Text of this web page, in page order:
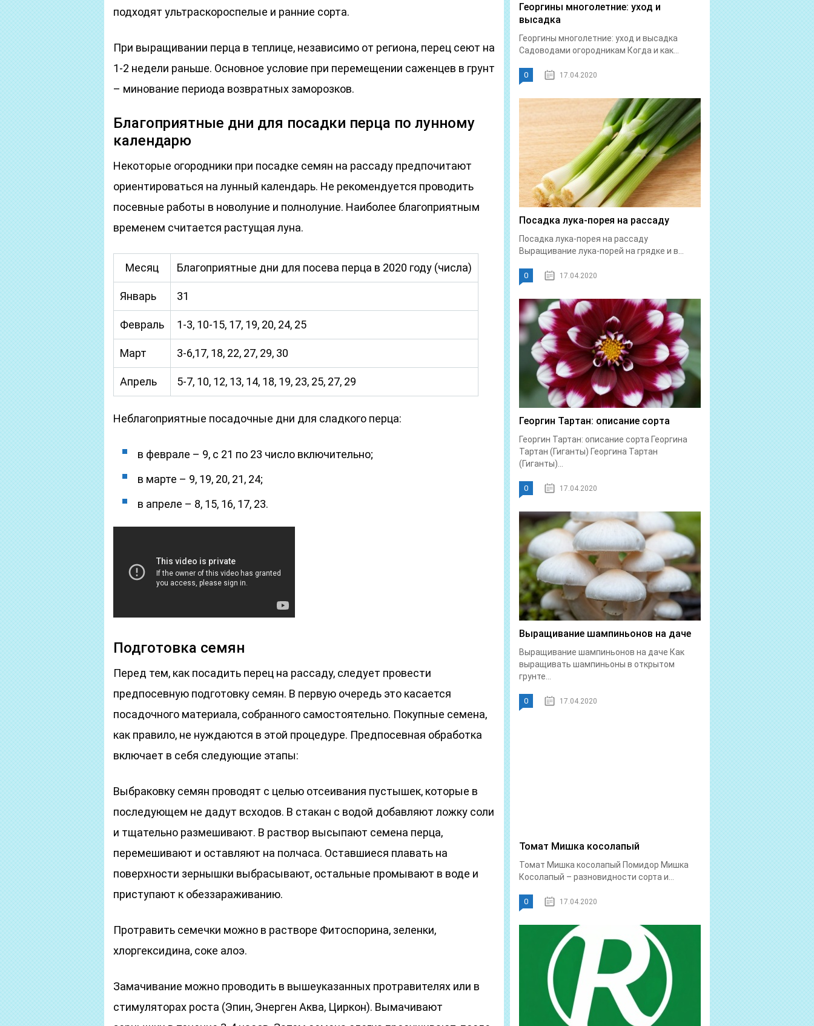
подходят ультраскороспелые и ранние сорта.
При выращивании перца в теплице, независимо от региона, перец сеют на
1-2 недели раньше. Основное условие при перемещении саженцев в грунт
– минование периода возвратных заморозков.
Благоприятные дни для посадки перца по лунному
календарю
Некоторые огородники при посадке семян на рассаду предпочитают
ориентироваться на лунный календарь. Не рекомендуется проводить
посевные работы в новолуние и полнолуние. Наиболее благоприятным
временем считается растущая луна.
Месяц Благоприятные дни для посева перца в 2020 году (числа)
Январь 31
Февраль 1-3, 10-15, 17, 19, 20, 24, 25
Март 3-6,17, 18, 22, 27, 29, 30
Апрель 5-7, 10, 12, 13, 14, 18, 19, 23, 25, 27, 29
Неблагоприятные посадочные дни для сладкого перца:
в феврале – 9, с 21 по 23 число включительно;
в марте – 9, 19, 20, 21, 24;
в апреле – 8, 15, 16, 17, 23.
Подготовка семян
Перед тем, как посадить перец на рассаду, следует провести
предпосевную подготовку семян. В первую очередь это касается
посадочного материала, собранного самостоятельно. Покупные семена,
как правило, не нуждаются в этой процедуре. Предпосевная обработка
включает в себя следующие этапы:
Выбраковку семян проводят с целью отсеивания пустышек, которые в
последующем не дадут всходов. В стакан с водой добавляют ложку соли
и тщательно размешивают. В раствор высыпают семена перца,
перемешивают и оставляют на полчаса. Оставшиеся плавать на
поверхности зернышки выбрасывают, остальные промывают в воде и
приступают к обеззараживанию.
Протравить семечки можно в растворе Фитоспорина, зеленки,
хлоргексидина, соке алоэ.
Замачивание можно проводить в вышеуказанных протравителях или в
стимуляторах роста (Эпин, Энерген Аква, Циркон). Вымачивают
Георгины многолетние: уход и
высадка
Георгины многолетние: уход и высадка
Садоводами огородникам Когда и как...
0 17.04.2020
Посадка лука-порея на рассаду
Посадка лука-порея на рассаду
Выращивание лука-порей на грядке и в...
0 17.04.2020
Георгин Тартан: описание сорта
Георгин Тартан: описание сорта Георгина
Тартан (Гиганты) Георгина Тартан
(Гиганты)...
0 17.04.2020
Выращивание шампиньонов на даче
Выращивание шампиньонов на даче Как
выращивать шампиньоны в открытом
грунте...
0 17.04.2020
Томат Мишка косолапый
Томат Мишка косолапый Помидор Мишка
Косолапый – разновидности сорта и...
0 17.04.2020